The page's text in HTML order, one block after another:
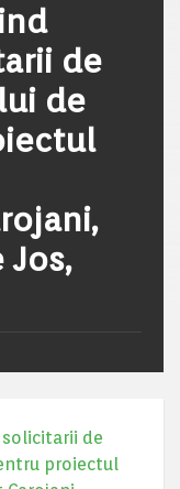
de
de
Jos,
de
proiectul